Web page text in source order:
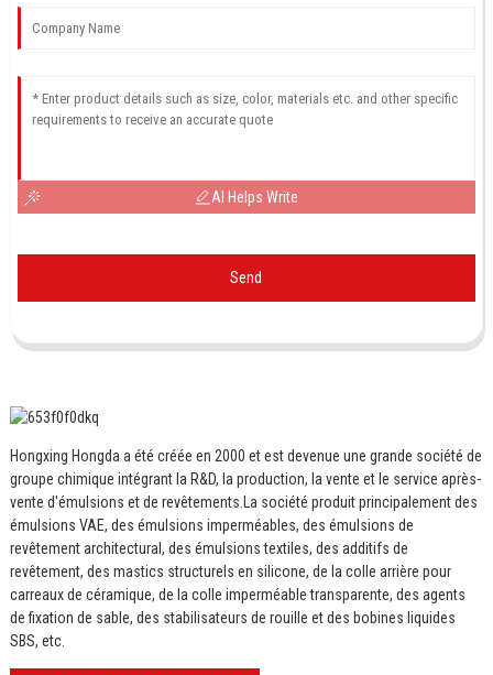
AI Helps Write
Send
Hongxing Hongda a été créée en 2000 et est devenue une grande société de
groupe chimique intégrant la R&D, la production, la vente et le service après-
vente d'émulsions et de revêtements.
La société produit principalement des
émulsions VAE, des émulsions imperméables, des émulsions de
revêtement architectural, des émulsions textiles, des additifs de
revêtement, des mastics structurels en silicone, de la colle arrière pour
carreaux de céramique, de la colle imperméable transparente, des agents
de fixation de sable, des stabilisateurs de rouille et des bobines liquides
SBS, etc.